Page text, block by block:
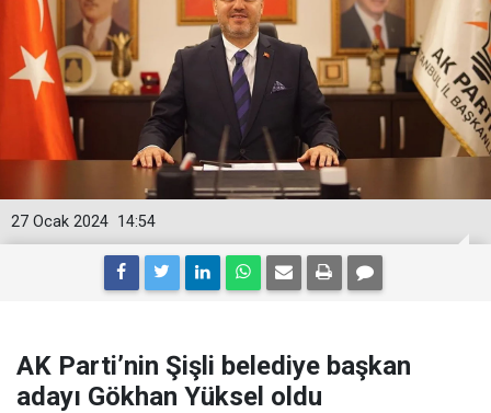
14:54
27 Ocak 2024
AK Parti’nin Şişli belediye başkan
adayı Gökhan Yüksel oldu